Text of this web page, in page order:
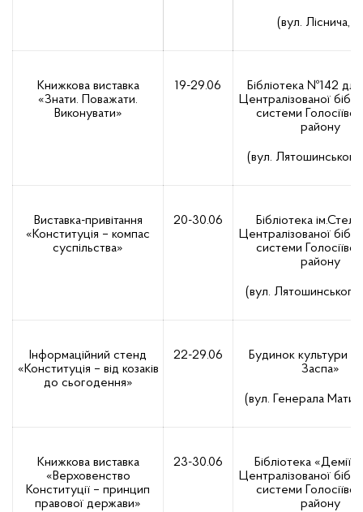
(вул. Ліснича,
Книжкова виставка
«Знати. Поважати.
Виконувати»
19-29.06
Бібліотека №142 для
Централізованої
системи
району
(вул.
Виставка-привітання
«Конституція – компас
суспільства»
20-30.06
Бібліотека
Централізованої
системи
району
(вул.
Інформаційний стенд
«Конституція – від козаків
до сьогодення»
22-29.06
Будинок культури
Заспа»
(вул. Генерала
Книжкова виставка
«Верховенство
Конституції – принцип
правової держави»
23-30.06
Бібліотека
Централізованої
системи
району